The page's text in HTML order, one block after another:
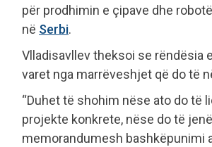
për prodhimin e çipave dhe
në Serbi.
Vlladisavllev theksoi se rëndësia
varet nga marrëveshjet që do të
“Duhet të shohim nëse ato do të
projekte konkrete, nëse do të
memorandumesh bashkëpunimi